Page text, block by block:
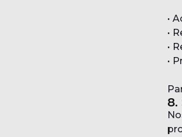
·
·
·
·
8.